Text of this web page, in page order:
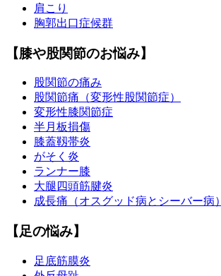
肩こり
胸郭出口症候群
【膝や股関節のお悩み】
股関節の痛み
股関節痛（変形性股関節症）
変形性膝関節症
半月板損傷
膝蓋靱帯炎
がそく炎
ランナー膝
大腿四頭筋腱炎
成長痛（オスグッド病とシーバー病）
【足の悩み】
足底筋膜炎